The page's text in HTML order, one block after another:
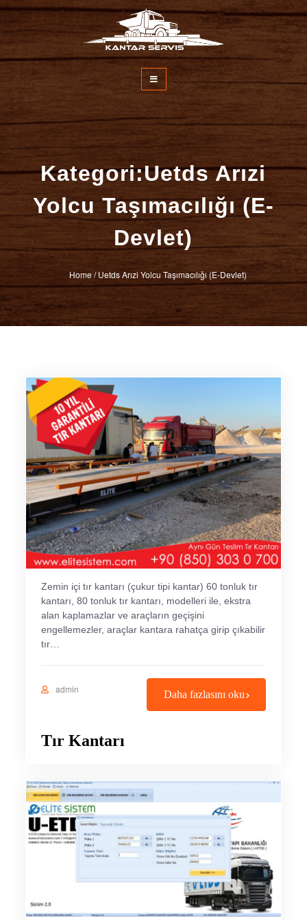
İçeriğe
Kantar Servisi
Kategori:Uetds Arızi
Yolcu Taşımacılığı (E-
Devlet)
Home/Uetds Arızi Yolcu Taşımacılığı (E-Devlet)
Zemin içi tır kantarı (çukur tipi kantar) 60 tonluk tır
kantarı, 80 tonluk tır kantarı, modelleri ile, ekstra
alan kaplamazlar ve araçların geçişini
engellemezler, araçlar kantara rahatça girip çıkabilir
tır…
admin Daha fazlasını oku
Tır Kantarı